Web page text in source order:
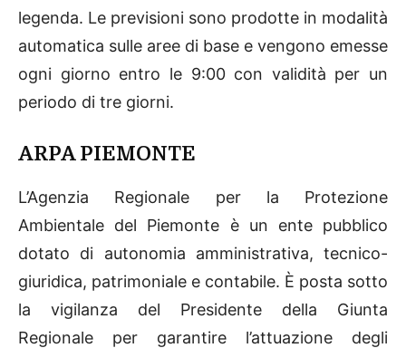
legenda. Le previsioni sono prodotte in modalità
automatica sulle aree di base e vengono emesse
ogni giorno entro le 9:00 con validità per un
periodo di tre giorni.
ARPA PIEMONTE
L’Agenzia Regionale per la Protezione
Ambientale del Piemonte è un ente pubblico
dotato di autonomia amministrativa, tecnico-
giuridica, patrimoniale e contabile. È posta sotto
la vigilanza del Presidente della Giunta
Regionale per garantire l’attuazione degli